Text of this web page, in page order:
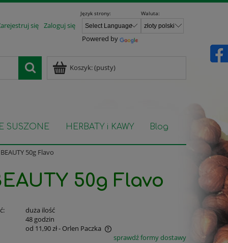
się Zaloguj się
Język strony:
Powered by
Waluta:
Koszyk:(pusty)
SUSZONE HERBATY i KAWY Blog
50g Flavo
50g Flavo
duża ilość
48 godzin
od 11,90 zł- Orlen Paczka
sprawdź formy dostawy